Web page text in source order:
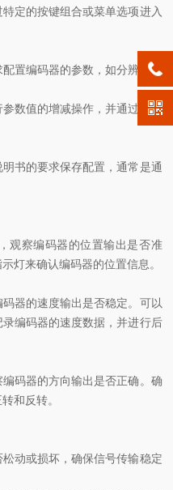
定的按键组合或菜单选项进入
置编码器的参数，如分辨率、
数值的增减操作，并通过显示
书的要求保存配置，通常是通
察编码器的位置输出是否准
灯来确认编码器的位置信息。
器的速度输出是否稳定。可以
编码器的速度数据，并进行后
码器的方向输出是否正确。确
和反转。
动或损坏，确保信号传输稳定